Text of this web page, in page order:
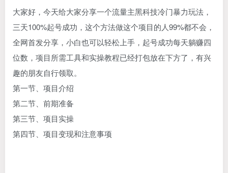
大家好，今天给大家分享一个流量主黑科技冷门暴力玩法，
三天100%起号成功，这个方法做这个项目的人99%都不会，
全网首发分享，小白也可以轻松上手，起号成功每天躺赚四
位数，项目所需工具和实操教程已经打包放在下方了，有兴
趣的朋友自行领取。
第一节、项目介绍
第二节、前期准备
第三节、项目实操
第四节、项目变现和注意事项